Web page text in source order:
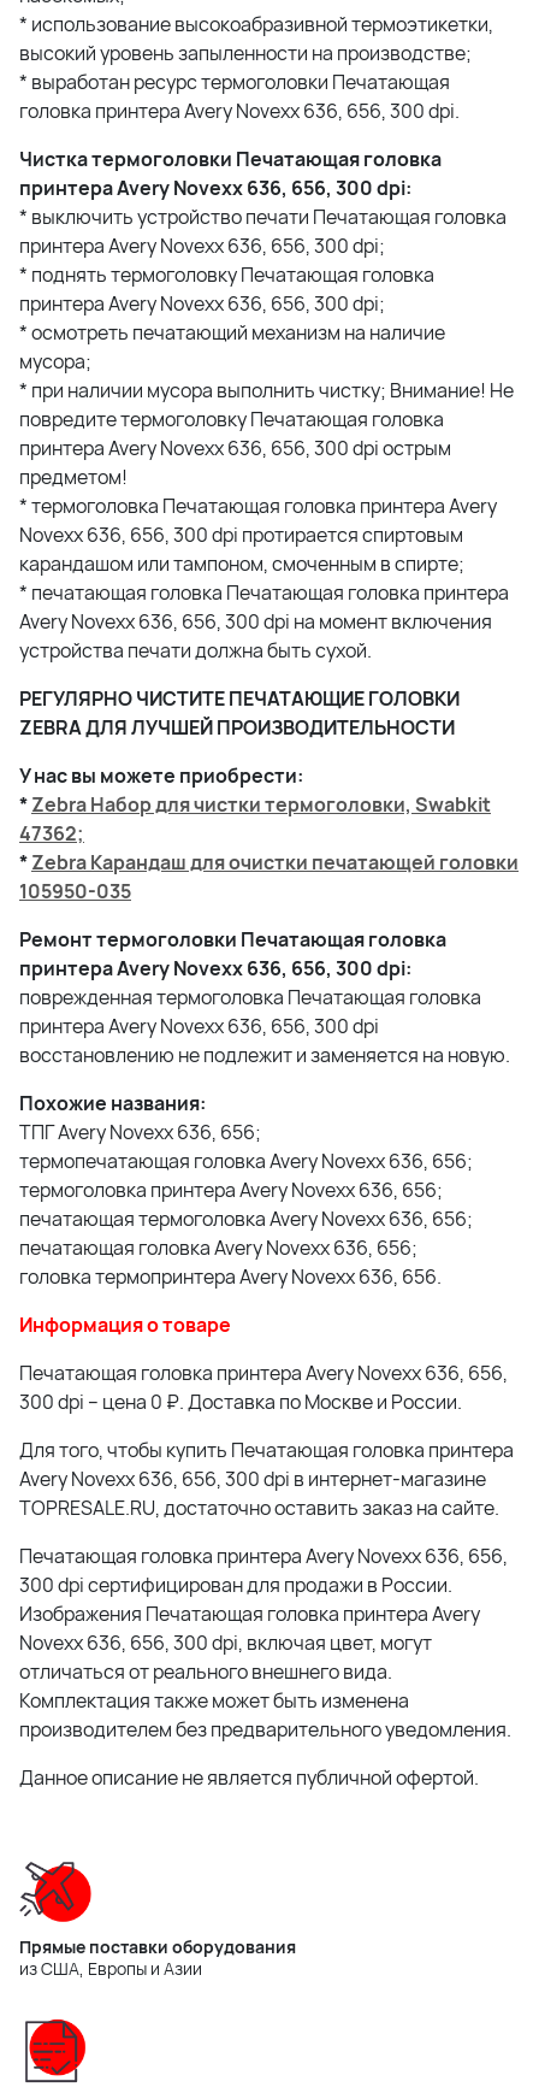
* использование высокоабразивной термоэтикетки,
высокий уровень запыленности на производстве;
* выработан ресурс термоголовки Печатающая
головка принтера Avery Novexx 636, 656, 300 dpi.
Чистка термоголовки Печатающая головка
принтера Avery Novexx 636, 656, 300 dpi:
* выключить устройство печати Печатающая головка
принтера Avery Novexx 636, 656, 300 dpi;
* поднять термоголовку Печатающая головка
принтера Avery Novexx 636, 656, 300 dpi;
* осмотреть печатающий механизм на наличие
мусора;
* при наличии мусора выполнить чистку; Внимание! Не
повредите термоголовку Печатающая головка
принтера Avery Novexx 636, 656, 300 dpi острым
предметом!
* термоголовка Печатающая головка принтера Avery
Novexx 636, 656, 300 dpi протирается спиртовым
карандашом или тампоном, смоченным в спирте;
* печатающая головка Печатающая головка принтера
Avery Novexx 636, 656, 300 dpi на момент включения
устройства печати должна быть сухой.
РЕГУЛЯРНО ЧИСТИТЕ ПЕЧАТАЮЩИЕ ГОЛОВКИ
ZEBRA ДЛЯ ЛУЧШЕЙ ПРОИЗВОДИТЕЛЬНОСТИ
У нас вы можете приобрести:
*Zebra Набор для чистки термоголовки, Swabkit
47362;
*Zebra Карандаш для очистки печатающей головки
105950-035
Ремонт термоголовки Печатающая головка
принтера Avery Novexx 636, 656, 300 dpi:
поврежденная термоголовка Печатающая головка
принтера Avery Novexx 636, 656, 300 dpi
восстановлению не подлежит и заменяется на новую.
Похожие названия:
ТПГ Avery Novexx 636, 656;
термопечатающая головка Avery Novexx 636, 656;
термоголовка принтера Avery Novexx 636, 656;
печатающая термоголовка Avery Novexx 636, 656;
печатающая головка Avery Novexx 636, 656;
головка термопринтера Avery Novexx 636, 656.
Информация о товаре
Печатающая головка принтера Avery Novexx 636, 656,
300 dpi – цена 0 ₽. Доставка по Москве и России.
Для того, чтобы купить Печатающая головка принтера
Avery Novexx 636, 656, 300 dpi в интернет-магазине
TOPRESALE.RU, достаточно оставить заказ на сайте.
Печатающая головка принтера Avery Novexx 636, 656,
300 dpi сертифицирован для продажи в России.
Изображения Печатающая головка принтера Avery
Novexx 636, 656, 300 dpi, включая цвет, могут
отличаться от реального внешнего вида.
Комплектация также может быть изменена
производителем без предварительного уведомления.
Данное описание не является публичной офертой.
Прямые поставки оборудования
из США, Европы и Азии